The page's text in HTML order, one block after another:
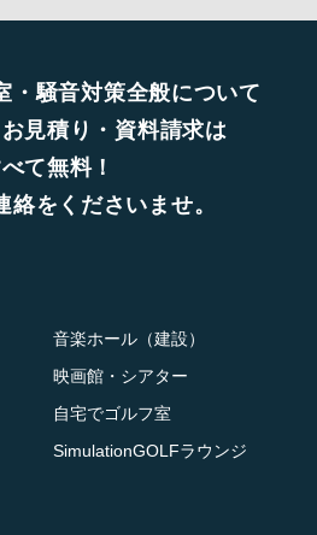
・騒音対策全般について
見積り・資料請求は
て無料！
絡をくださいませ。
音楽ホール（建設）
映画館・シアター
自宅でゴルフ室
SimulationGOLFラウンジ